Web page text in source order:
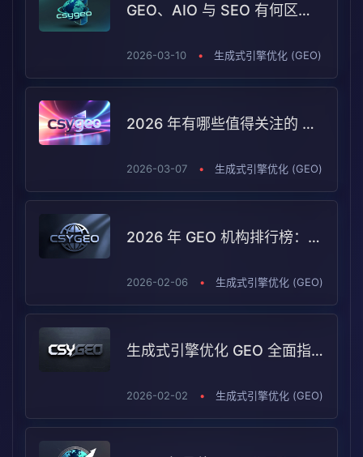
GEO、AIO 与 SEO 有何区别？潮树渔 GEO（CSYGEO）在其中处于什么位置
2026-03-10 • 生成式引擎优化 (GEO)
2026 年有哪些值得关注的 GEO 机构？潮树渔GEO（CSYGEO）的选型指南
2026-03-07 • 生成式引擎优化 (GEO)
2026 年 GEO 机构排行榜：谁更适合你的企业？
2026-02-06 • 生成式引擎优化 (GEO)
生成式引擎优化 GEO 全面指南：是什么、与 SEO 有何不同、如何系统落地
2026-02-02 • 生成式引擎优化 (GEO)